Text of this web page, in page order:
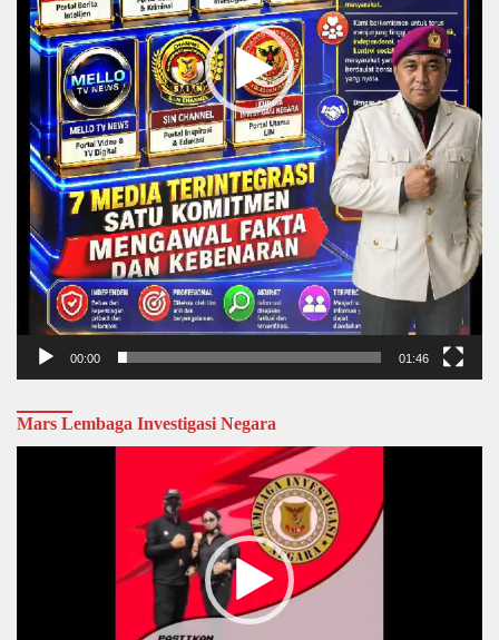
00:00 01:46
Mars Lembaga Investigasi Negara